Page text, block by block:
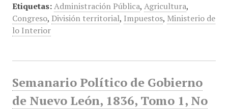
Etiquetas: Administración Pública, Agricultura,
Congreso, División territorial, Impuestos, Ministerio de
lo Interior
Semanario Político de Gobierno
de Nuevo León, 1836, Tomo 1, No